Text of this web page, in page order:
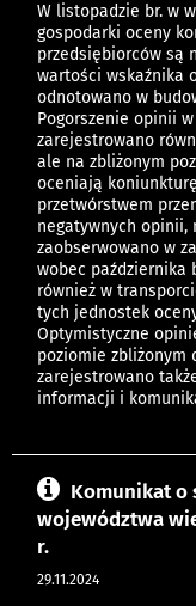
W listopadzie br. w
gospodarki oceny
przedsiębiorców są
wartości wskaźnika
odnotowano w
Pogorszenie opinii
zarejestrowano
ale na zbliżonym
oceniają
przetwórstwem
negatywnych opinii,
zaobserwowano w
wobec października
również w
tych jednostek
Optymistyczne
poziomie zbliżonym
zarejestrowano
informacji i
Komunikat o
województwa
r.
29.11.2024